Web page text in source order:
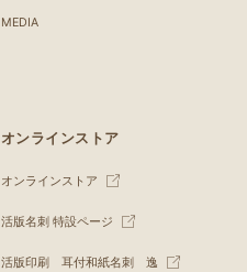
MEDIA
オンラインストア
オンラインストア
活版名刺 特設ページ
活版印刷 耳付和紙名刺 逸